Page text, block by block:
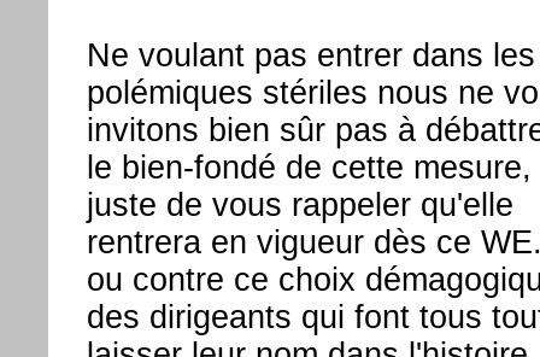
Ne voulant pas entrer dans les
polémiques stériles nous ne
invitons bien sûr pas à
le bien-fondé de cette
juste de vous rappeler qu'elle
rentrera en vigueur dès ce
ou contre ce choix
des dirigeants qui font tous